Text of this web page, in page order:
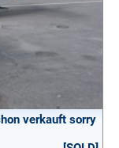
verkauft sorry